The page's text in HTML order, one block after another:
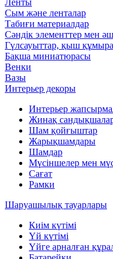
Ленты
Сым және ленталар
Табиғи материалдар
Сәндік элементтер мен
Гүлсауыттар, қыш
Бақша миниатюрасы
Венки
Вазы
Интерьер декоры
Интерьер
Жинақ
Шам қойғыштар
Жарықшамдары
Шамдар
Мүсіншелер мен
Сағат
Рамки
Шаруашылық тауарлары
Киім күтімі
Үй күтімі
Үйге арналған